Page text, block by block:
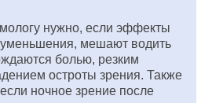
нужно, если эффекты
мешают водить
болью, резким
остроты зрения. Также
ночное зрение после